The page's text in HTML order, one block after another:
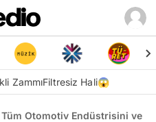
ZammıFiltresiz Hali😱
Tüm Otomotiv Endüstrisini ve